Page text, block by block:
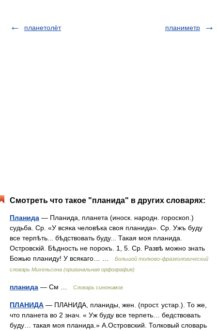
планетолёт планиметр
Смотреть что такое "планида" в других словарях:
Планида — Планида, планета (иноск. народн. гороскоп.)
судьба. Ср. «У всяка человѣка своя планида». Ср. Ужъ буду
все терпѣть... бѣдствовать буду... Такая моя планида.
Островскій. Бѣдность не порокъ. 1, 5. Ср. Развѣ можно знать
Божью планиду! У всякаго… …
Большой толково-фразеологический
словарь Михельсона (оригинальная орфография)
планида — См … Словарь синонимов
ПЛАНИДА — ПЛАНИДА, планиды, жен. (прост. устар.). То же,
что планета во 2 знач. « Уж буду все терпеть… бедствовать
буду… такая моя планида.» А.Островский. Толковый словарь